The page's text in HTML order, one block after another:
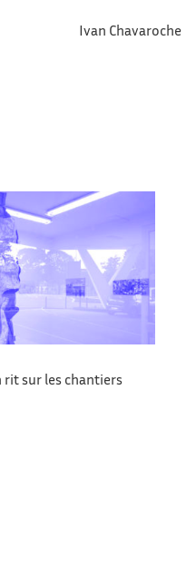
Ivan Chavaroche
rit sur les chantiers